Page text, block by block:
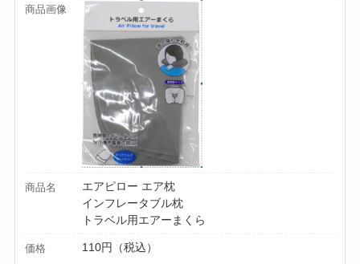
商品画像
商品名
エアピロー エア枕
インフレータブル枕
トラベル用エアーまくら
価格 110円（税込）